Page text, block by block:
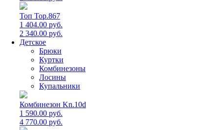
Топ Top.867
1 404.00 руб.
2 340.00 руб.
Детское
Брюки
Куртки
Комбинезоны
Лосины
Купальники
Комбинезон Kn.10d
1 590.00 руб.
4 770.00 руб.